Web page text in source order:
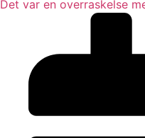
Det var en overraskelse